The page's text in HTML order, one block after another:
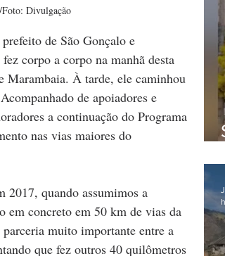
Divulgação
de São Gonçalo e
corpo a corpo na manhã desta
Marambaia. À tarde, ele caminhou
de apoiadores e
a continuação do Programa
nas vias maiores do
2017, quando assumimos a
em concreto em 50 km de vias da
muito importante entre a
que fez outros 40 quilômetros